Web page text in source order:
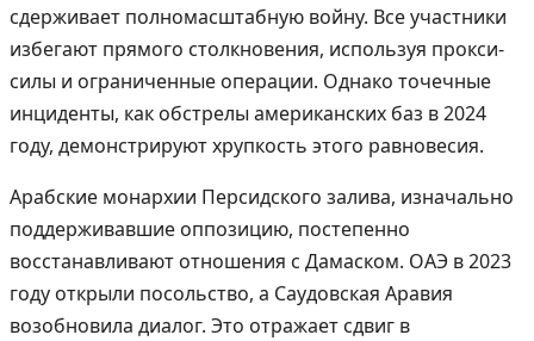
сдерживает полномасштабную войну. Все участники
избегают прямого столкновения, используя прокси-
силы и ограниченные операции. Однако точечные
инциденты, как обстрелы американских баз в 2024
году, демонстрируют хрупкость этого равновесия.
Арабские монархии Персидского залива, изначально
поддерживавшие оппозицию, постепенно
восстанавливают отношения с Дамаском. ОАЭ в 2023
году открыли посольство, а Саудовская Аравия
возобновила диалог. Это отражает сдвиг в